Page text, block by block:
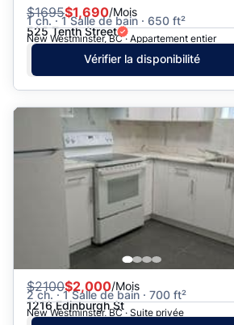
$1695$1,690/Mois
1 ch. · 1 Salle de bain · 650 ft²
525 Tenth Street
New Westminster, BC · Appartement entier
Vérifier la disponibilité
$2100$2,000/Mois
2 ch. · 1 Salle de bain · 700 ft²
1216 Edinburgh St
New Westminster, BC · Suite privée